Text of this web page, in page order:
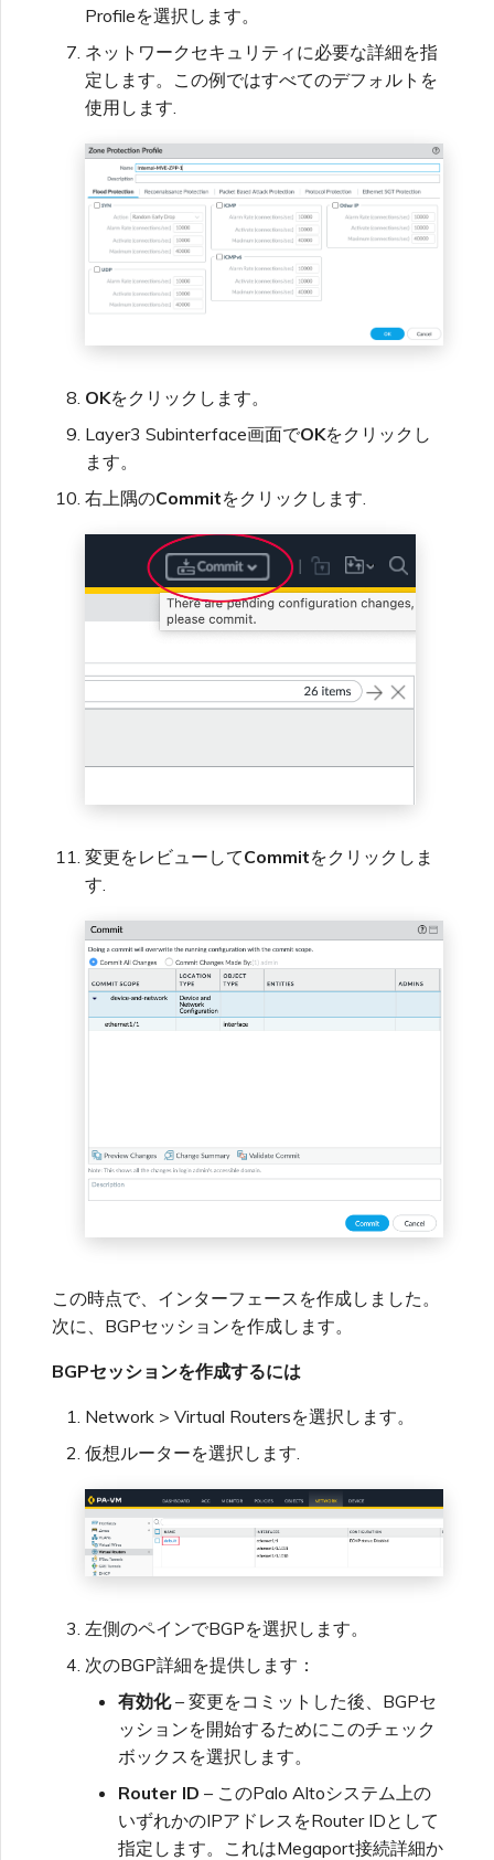
Profileを選択します。
ネットワークセキュリティに必要な詳細を指
定します。この例ではすべてのデフォルトを
使用します.
OKをクリックします。
Layer3 Subinterface画面でOKをクリックし
ます。
右上隅のCommitをクリックします.
変更をレビューしてCommitをクリックしま
す.
この時点で、インターフェースを作成しました。
次に、BGPセッションを作成します。
BGPセッションを作成するには
Network > Virtual Routersを選択します。
仮想ルーターを選択します.
左側のペインでBGPを選択します。
次のBGP詳細を提供します：
有効化– 変更をコミットした後、BGPセ
ッションを開始するためにこのチェック
ボックスを選択します。
Router ID – このPalo Altoシステム上の
いずれかのIPアドレスをRouter IDとして
指定します。これはMegaport接続詳細か